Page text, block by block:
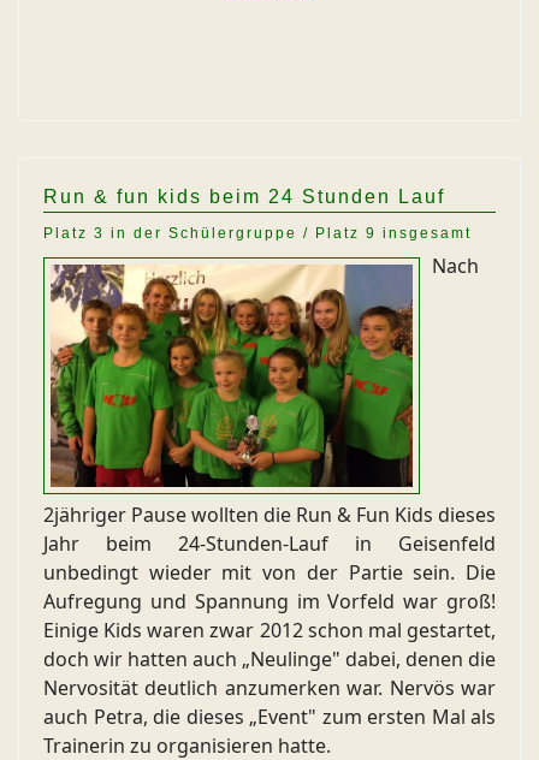
Run & fun kids beim 24 Stunden Lauf
Platz 3 in der Schülergruppe / Platz 9 insgesamt
Nach
2jähriger Pause wollten die Run & Fun Kids dieses
Jahr beim 24-Stunden-Lauf in Geisenfeld
unbedingt wieder mit von der Partie sein. Die
Aufregung und Spannung im Vorfeld war groß!
Einige Kids waren zwar 2012 schon mal gestartet,
doch wir hatten auch „Neulinge" dabei, denen die
Nervosität deutlich anzumerken war. Nervös war
auch Petra, die dieses „Event" zum ersten Mal als
Trainerin zu organisieren hatte.